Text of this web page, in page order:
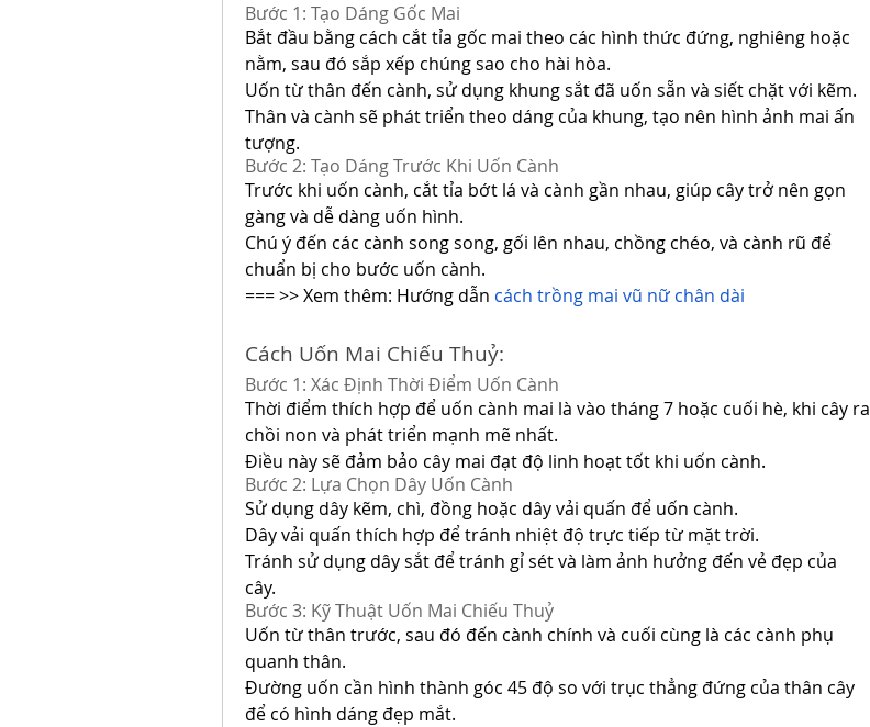
Bước 1: Tạo Dáng Gốc Mai
Bắt đầu bằng cách cắt tỉa gốc mai theo các hình thức đứng, nghiêng hoặc
nằm, sau đó sắp xếp chúng sao cho hài hòa.
Uốn từ thân đến cành, sử dụng khung sắt đã uốn sẵn và siết chặt với kẽm.
Thân và cành sẽ phát triển theo dáng của khung, tạo nên hình ảnh mai ấn
tượng.
Bước 2: Tạo Dáng Trước Khi Uốn Cành
Trước khi uốn cành, cắt tỉa bớt lá và cành gần nhau, giúp cây trở nên gọn
gàng và dễ dàng uốn hình.
Chú ý đến các cành song song, gối lên nhau, chồng chéo, và cành rũ để
chuẩn bị cho bước uốn cành.
=== >> Xem thêm: Hướng dẫn cách trồng mai vũ nữ chân dài
Cách Uốn Mai Chiếu Thuỷ:
Bước 1: Xác Định Thời Điểm Uốn Cành
Thời điểm thích hợp để uốn cành mai là vào tháng 7 hoặc cuối hè, khi cây ra
chồi non và phát triển mạnh mẽ nhất.
Điều này sẽ đảm bảo cây mai đạt độ linh hoạt tốt khi uốn cành.
Bước 2: Lựa Chọn Dây Uốn Cành
Sử dụng dây kẽm, chì, đồng hoặc dây vải quấn để uốn cành.
Dây vải quấn thích hợp để tránh nhiệt độ trực tiếp từ mặt trời.
Tránh sử dụng dây sắt để tránh gỉ sét và làm ảnh hưởng đến vẻ đẹp của
cây.
Bước 3: Kỹ Thuật Uốn Mai Chiếu Thuỷ
Uốn từ thân trước, sau đó đến cành chính và cuối cùng là các cành phụ
quanh thân.
Đường uốn cần hình thành góc 45 độ so với trục thẳng đứng của thân cây
để có hình dáng đẹp mắt.